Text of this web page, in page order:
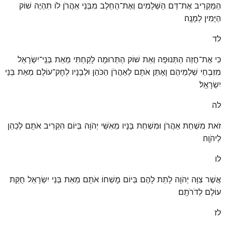
הַמַּקְרִיב אֶת־דַּם הַשְּׁלָמִים וְאֶת־הַחֵלֶב מִבְּנֵי אַהֲרֹן לוֹ תִהְיֶה שׁוֹק
הַיָּמִין לְמָנָֽה׃
לד
כִּי אֶת־חֲזֵה הַתְּנוּפָה וְאֵת שׁוֹק הַתְּרוּמָה לָקַחְתִּי מֵאֵת בְּנֵֽי־יִשְׂרָאֵל
מִזִּבְחֵי שַׁלְמֵיהֶם וָאֶתֵּן אֹתָם לְאַהֲרֹן הַכֹּהֵן וּלְבָנָיו לְחׇק־עוֹלָם מֵאֵת בְּנֵי
יִשְׂרָאֵֽל׃
לה
זֹאת מִשְׁחַת אַהֲרֹן וּמִשְׁחַת בָּנָיו מֵאִשֵּׁי יְהֹוָה בְּיוֹם הִקְרִיב אֹתָם לְכַהֵן
לַיהֹוָֽה׃
לו
אֲשֶׁר צִוָּה יְהֹוָה לָתֵת לָהֶם בְּיוֹם מׇשְׁחוֹ אֹתָם מֵאֵת בְּנֵי יִשְׂרָאֵל חֻקַּת
עוֹלָם לְדֹרֹתָֽם׃
לז